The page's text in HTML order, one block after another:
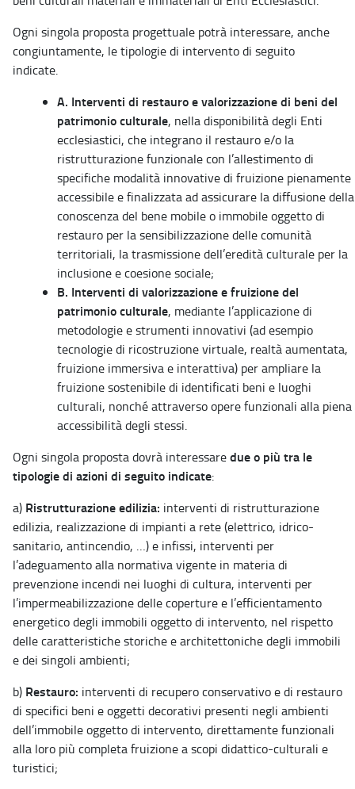
Ogni singola proposta progettuale potrà interessare, anche
congiuntamente, le tipologie di intervento di seguito
indicate.
A. Interventi di restauro e valorizzazione di beni del
patrimonio culturale, nella disponibilità degli Enti
ecclesiastici, che integrano il restauro e/o la
ristrutturazione funzionale con l’allestimento di
specifiche modalità innovative di fruizione pienamente
accessibile e finalizzata ad assicurare la diffusione della
conoscenza del bene mobile o immobile oggetto di
restauro per la sensibilizzazione delle comunità
territoriali, la trasmissione dell’eredità culturale per la
inclusione e coesione sociale;
B. Interventi di valorizzazione e fruizione del
patrimonio culturale, mediante l’applicazione di
metodologie e strumenti innovativi (ad esempio
tecnologie di ricostruzione virtuale, realtà aumentata,
fruizione immersiva e interattiva) per ampliare la
fruizione sostenibile di identificati beni e luoghi
culturali, nonché attraverso opere funzionali alla piena
accessibilità degli stessi.
Ogni singola proposta dovrà interessaredue o più tra le
tipologie di azioni di seguito indicate:
a) Ristrutturazione edilizia: interventi di ristrutturazione
edilizia, realizzazione di impianti a rete (elettrico, idrico-
sanitario, antincendio, …) e infissi, interventi per
l’adeguamento alla normativa vigente in materia di
prevenzione incendi nei luoghi di cultura, interventi per
l’impermeabilizzazione delle coperture e l’efficientamento
energetico degli immobili oggetto di intervento, nel rispetto
delle caratteristiche storiche e architettoniche degli immobili
e dei singoli ambienti;
b) Restauro: interventi di recupero conservativo e di restauro
di specifici beni e oggetti decorativi presenti negli ambienti
dell’immobile oggetto di intervento, direttamente funzionali
alla loro più completa fruizione a scopi didattico-culturali e
turistici;